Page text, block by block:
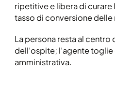
ripetitive e libera di curare
tasso di conversione delle
La persona resta al centro
dell’ospite; l’agente
amministrativa.